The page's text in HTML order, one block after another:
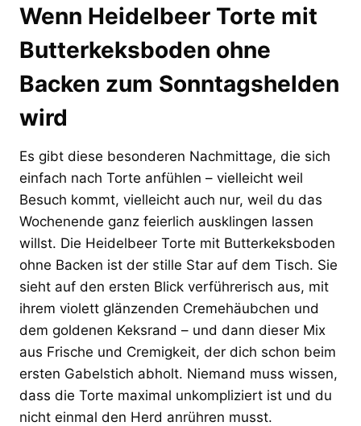
Wenn Heidelbeer Torte mit
Butterkeksboden ohne
Backen zum Sonntagshelden
wird
Es gibt diese besonderen Nachmittage, die sich
einfach nach Torte anfühlen – vielleicht weil
Besuch kommt, vielleicht auch nur, weil du das
Wochenende ganz feierlich ausklingen lassen
willst. Die Heidelbeer Torte mit Butterkeksboden
ohne Backen ist der stille Star auf dem Tisch. Sie
sieht auf den ersten Blick verführerisch aus, mit
ihrem violett glänzenden Cremehäubchen und
dem goldenen Keksrand – und dann dieser Mix
aus Frische und Cremigkeit, der dich schon beim
ersten Gabelstich abholt. Niemand muss wissen,
dass die Torte maximal unkompliziert ist und du
nicht einmal den Herd anrühren musst.